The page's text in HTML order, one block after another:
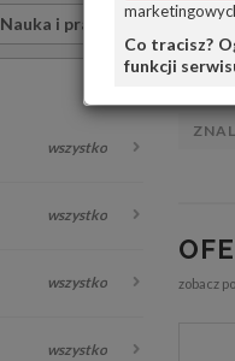
Co tracisz?
funkcji
Nauka i praca Praca
wszystko
wszystko
wszystko
wszystko
zobacz